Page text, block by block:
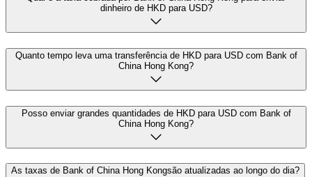
dinheiro de HKD para USD?
Quanto tempo leva uma transferência de HKD para USD com Bank of
China Hong Kong?
Posso enviar grandes quantidades de HKD para USD com Bank of
China Hong Kong?
As taxas de Bank of China Hong Kongsão atualizadas ao longo do dia?